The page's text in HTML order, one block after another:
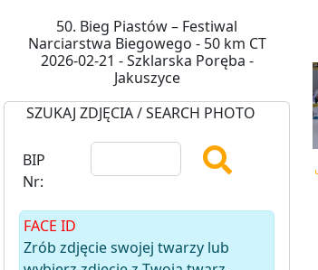
50. Bieg Piastów – Festiwal
Narciarstwa Biegowego - 50 km CT
2026-02-21 - Szklarska Poręba -
Jakuszyce
SZUKAJ ZDJĘCIA / SEARCH PHOTO
BIP
Nr:
FACE ID
Zrób zdjęcie swojej twarzy lub